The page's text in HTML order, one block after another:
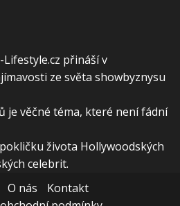
přináší v
ze světa showbyznysu
je věčné téma, které není fádní
života Hollywoodských
celebrit.
O nás
Kontakt